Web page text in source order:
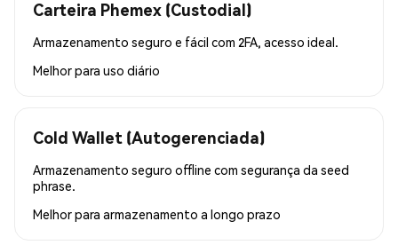
Carteira Phemex (Custodial)
Armazenamento seguro e fácil com 2FA, acesso ideal.
Melhor para uso diário
Cold Wallet (Autogerenciada)
Armazenamento seguro offline com segurança da seed
phrase.
Melhor para armazenamento a longo prazo